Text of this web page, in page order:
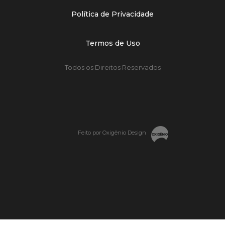
Política de Privacidade
Termos de Uso
Todos os Direitos Reservados
Feito por Oxigênio Design